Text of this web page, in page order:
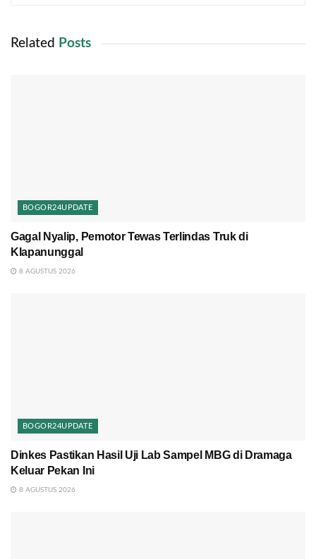
Related Posts
BOGOR24UPDATE
Gagal Nyalip, Pemotor Tewas Terlindas Truk di
Klapanunggal
8 AGUSTUS 2026
BOGOR24UPDATE
Dinkes Pastikan Hasil Uji Lab Sampel MBG di Dramaga
Keluar Pekan Ini
8 AGUSTUS 2026